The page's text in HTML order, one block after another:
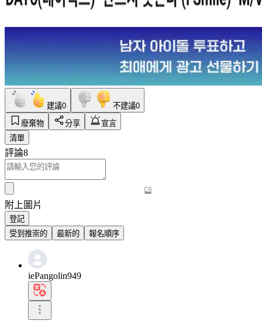
建議0 不建議0
廢棄物
分享
宣言
清單
評論8
附上圖片
登記
受到推崇的
最新的 報名順序
iePangolin949